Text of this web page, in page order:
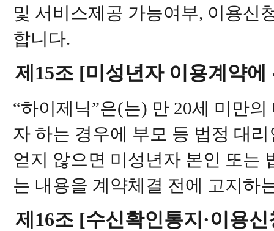
및 서비스제공 가능여부, 이용신
합니다.
제15조 [미성년자 이용계약에
“하이제닉”은(는) 만 20세 미만
자 하는 경우에 부모 등 법정 대
얻지 않으면 미성년자 본인 또는
는 내용을 계약체결 전에 고지하
제16조 [수신확인통지·이용